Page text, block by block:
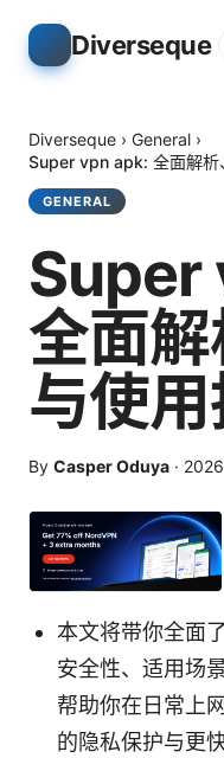
Diverseque
Diverseque › General ›
Super vpn apk: 全面解析
GENERAL
Super
全面
与使
By Casper Oduya ·
本文将带你全面
安全性、适用场
帮助你在日常上
的隐私保护与更